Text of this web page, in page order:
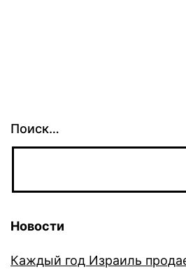
Поиск…
Новости
Каждый год Израиль